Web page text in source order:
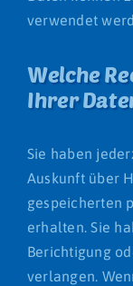
verwendet
Welche
Ihrer
Sie haben
Auskunft über
gespeicherten
erhalten. Sie
Berichtigung
verlangen.